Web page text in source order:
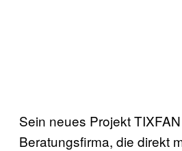
Sein neues Projekt
Beratungsfirma, die direkt